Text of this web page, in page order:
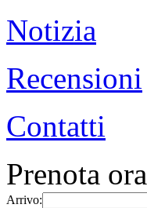
Notizia
Recensioni
Contatti
Prenota ora
Arrivo: